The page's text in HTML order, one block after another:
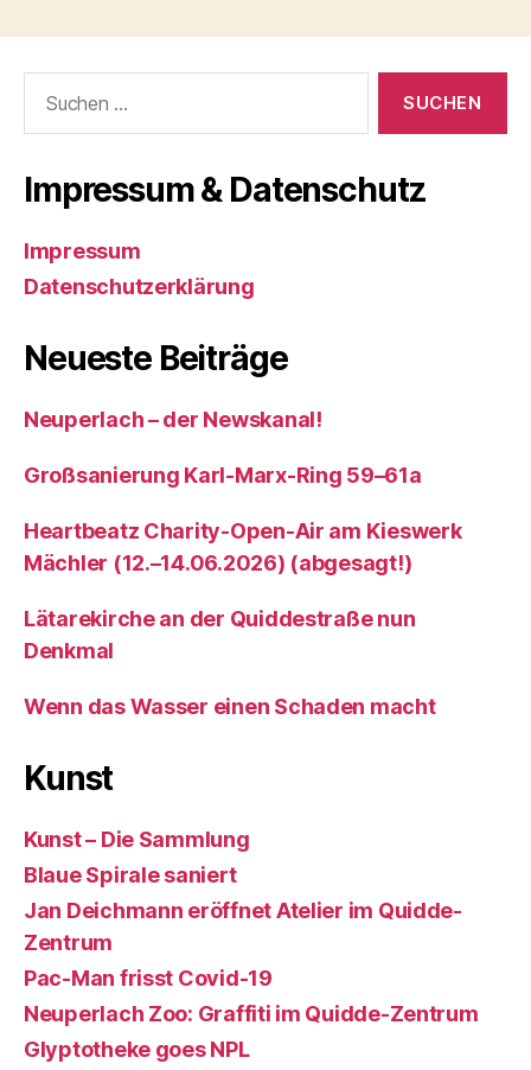
nach:
Impressum & Datenschutz
Impressum
Datenschutzerklärung
Neueste Beiträge
Neuperlach – der Newskanal!
Großsanierung Karl-Marx-Ring 59–61a
Heartbeatz Charity-Open-Air am Kieswerk
Mächler (12.–14.06.2026) (abgesagt!)
Lätarekirche an der Quiddestraße nun
Denkmal
Wenn das Wasser einen Schaden macht
Kunst
Kunst – Die Sammlung
Blaue Spirale saniert
Jan Deichmann eröffnet Atelier im Quidde-
Zentrum
Pac-Man frisst Covid-19
Neuperlach Zoo: Graffiti im Quidde-Zentrum
Glyptotheke goes NPL